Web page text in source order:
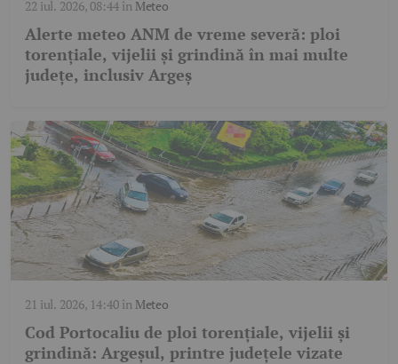
22 iul. 2026, 08:44în Meteo
Alerte meteo ANM de vreme severă: ploi
torențiale, vijelii și grindină în mai multe
județe, inclusiv Argeș
21 iul. 2026, 14:40în Meteo
Cod Portocaliu de ploi torențiale, vijelii și
grindină: Argeșul, printre județele vizate